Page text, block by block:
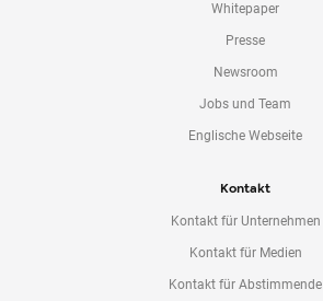
Whitepaper
Presse
Newsroom
Jobs und Team
Englische Webseite
Kontakt
Kontakt für Unternehmen
Kontakt für Medien
Kontakt für Abstimmende